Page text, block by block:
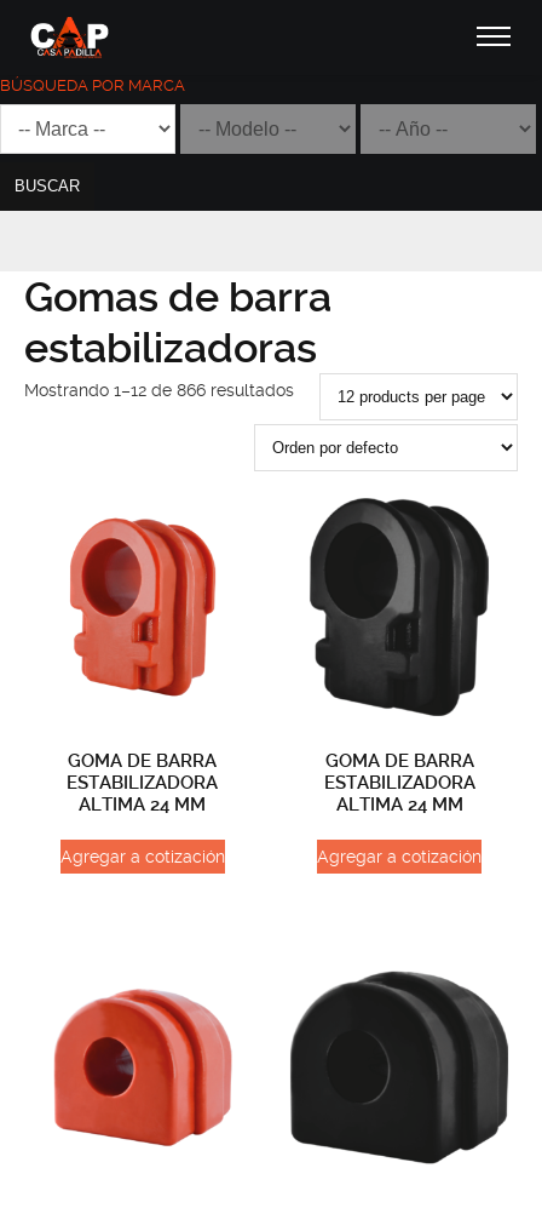
estabilizadoras
BÚSQUEDA POR MARCA
BUSCAR
Gomas de barra
estabilizadoras
Mostrando 1–12 de 866 resultados
GOMA DE BARRA
ESTABILIZADORA
ALTIMA 24 MM
Agregar a cotización
GOMA DE BARRA
ESTABILIZADORA
ALTIMA 24 MM
Agregar a cotización